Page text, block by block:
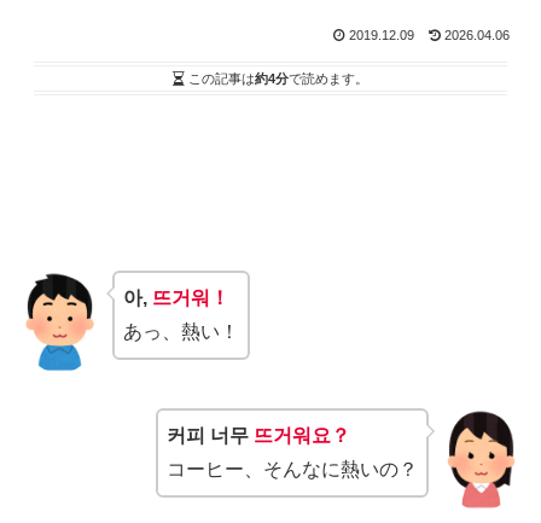
2019.12.09 2026.04.06
この記事は約4分で読めます。
아, 뜨거워！
あっ、熱い！
커피 너무 뜨거워요？
コーヒー、そんなに熱いの？